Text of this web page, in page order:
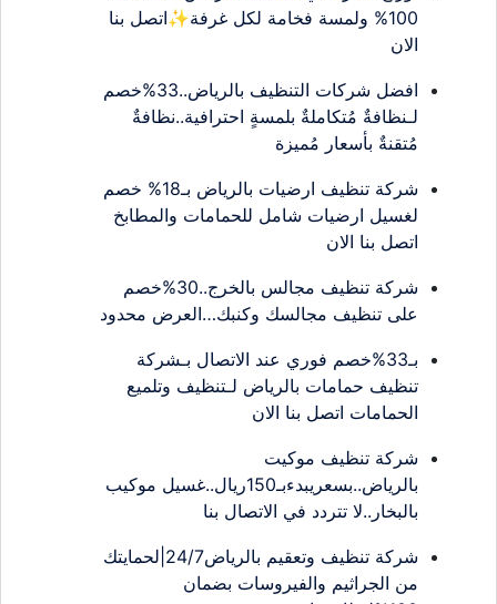
100% ولمسة فخامة لكل غرفة✨اتصل بنا
الان
افضل شركات التنظيف بالرياض..33%خصم
لـنظافةٌ مُتكاملةٌ بلمسةٍ احترافية..نظافةٌ
مُتقنةٌ بأسعار مُميزة
شركة تنظيف ارضيات بالرياض بـ18% خصم
لغسيل ارضيات شامل للحمامات والمطابخ
اتصل بنا الان
شركة تنظيف مجالس بالخرج..30%خصم
على تنظيف مجالسك وكنبك…العرض محدود
بـ33%خصم فوري عند الاتصال بـشركة
تنظيف حمامات بالرياض لـتنظيف وتلميع
الحمامات اتصل بنا الان
شركة تنظيف موكيت
بالرياض..بسعريبدءبـ150ريال..غسيل موكيب
بالبخار..لا تتردد في الاتصال بنا
شركة تنظيف وتعقيم بالرياض24/7|لحمايتك
من الجراثيم والفيروسات بضمان